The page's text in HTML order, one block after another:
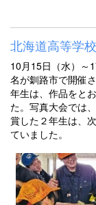
北海道高等学
10月15日（水）～
名が釧路市で開催
年生は、作品をと
た。写真大会では
賞した２年生は、
ていました。